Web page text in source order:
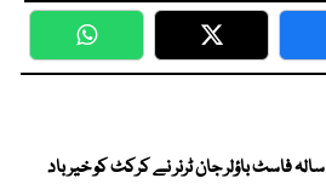
WhatsApp Twitter
انگلینڈ کے 25 سالہ فاسٹ باؤلر جان ٹرنر نے کرکٹ کو خیر باد